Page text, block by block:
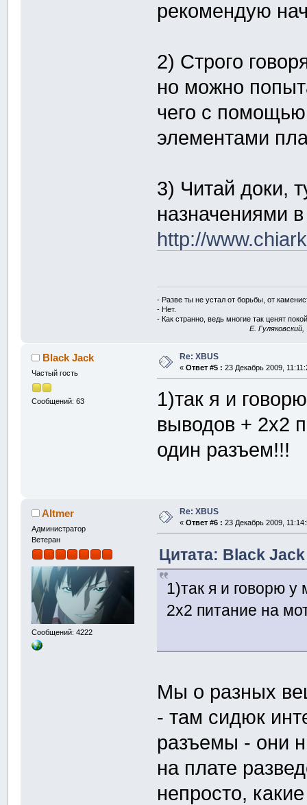
рекомендую
2) Строго
но можно
чего с
элементами
3) Читай доки,
назначениями
http://
- Разве ты не устал от борьбы, от
- Нет.
- Как странно, ведь многие так ценят
E.
Black Jack
Частый гость
Сообщений: 63
Re: XBUS
« Ответ #5 : 23 Декабрь 2009,
1)так я и
выводов + 2х2
один разъем!!!
Altmer
Администратор
Ветеран
Сообщений: 4222
Re: XBUS
« Ответ #6 : 23 Декабрь 2009,
Цитата: Black
1)так я и говорю
2х2 питание на
Мы о разных
- там сидюк
разъемы - они
на плате
непросто,